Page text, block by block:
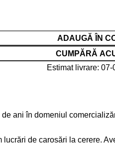
ADAUGĂ ÎN
CUMPĂRĂ
Estimat livrare: 07-
de ani în domeniul
lucrări de carosări la cerere.